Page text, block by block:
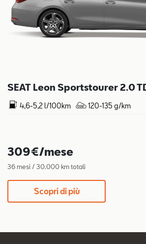
SEAT Leon Sportstourer 2.0
4,6-5,2 l/100km 120-135 g/km
309€/mese
36 mesi / 30.000 km totali
Scopri di più